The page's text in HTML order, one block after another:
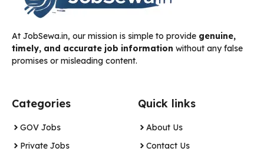
At JobSewa.in, our mission is simple to provide genuine,
timely, and accurate job information without any false
promises or misleading content.
Categories
GOV Jobs
Private Jobs
Quick links
About Us
Contact Us